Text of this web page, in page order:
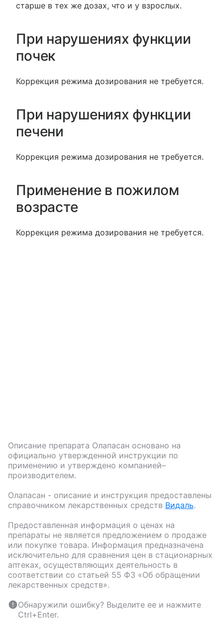
старше в тех же дозах, что и у взрослых.
При нарушениях функции
почек
Коррекция режима дозирования не требуется.
При нарушениях функции
печени
Коррекция режима дозирования не требуется.
Применение в пожилом
возрасте
Коррекция режима дозирования не требуется.
Описание препарата Олапасан основано на
официально утвержденной инструкции по
применению и утверждено компанией–
производителем.
Олапасан - описание и инструкция предоставлены
справочником лекарственных средств Видаль.
Предоставленная информация о ценах на
препараты не является предложением о продаже
или покупке товара. Информация предназначена
исключительно для сравнения цен в стационарных
аптеках, осуществляющих деятельность в
соответствии со статьей 55 ФЗ «Об обращении
лекарственных средств».
Обнаружили ошибку? Выделите ее и нажмите
Ctrl+Enter.